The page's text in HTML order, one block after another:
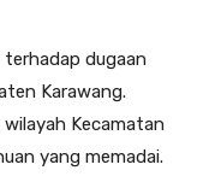
terhadap dugaan
Karawang.
Kecamatan
yang memadai.